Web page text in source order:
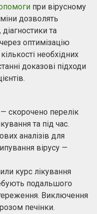
при вірусному
дозволять
та
оптимізацію
необхідних
доказові підходи
скорочено перелік
та під час.
аналізів для
вірусу —
курс лікування
подальшого
Виключення
печінки.